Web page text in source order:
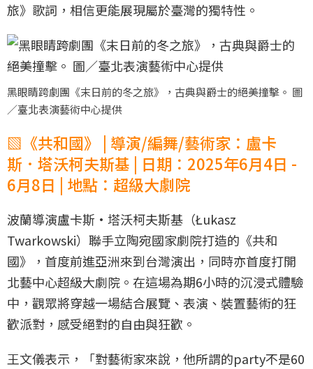
旅》歌詞，相信更能展現屬於臺灣的獨特性。
黑眼睛跨劇團《末日前的冬之旅》，古典與爵士的絕美撞擊。 圖
／臺北表演藝術中心提供
▧《共和國》 | 導演/編舞/藝術家：盧卡
斯．塔沃柯夫斯基 | 日期：2025年6月4日 -
6月8日 | 地點：超級大劇院
波蘭導演盧卡斯·塔沃柯夫斯基（Łukasz
Twarkowski）聯手立陶宛國家劇院打造的《共和
國》，首度前進亞洲來到台灣演出，同時亦首度打開
北藝中心超級大劇院。在這場為期6小時的沉浸式體驗
中，觀眾將穿越一場結合展覽、表演、裝置藝術的狂
歡派對，感受絕對的自由與狂歡。
王文儀表示，「對藝術家來說，他所謂的party不是60